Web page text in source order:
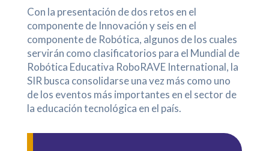
Con la presentación de dos retos en el
componente de Innovación y seis en el
componente de Robótica, algunos de los cuales
servirán como clasificatorios para el Mundial de
Robótica Educativa RoboRAVE International, la
SIR busca consolidarse una vez más como uno
de los eventos más importantes en el sector de
la educación tecnológica en el país.